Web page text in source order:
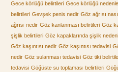
Gece körlüğü belirtileri Gece körlüğü
belirtileri Gevşek penis nedir Göz ağrısı
ağrısı nedir Göz kanlanması belirtileri Göz
şişlik belirtileri Göz kapaklarında şişlik
Göz kaşıntısı nedir Göz kaşıntısı tedavisi
nedir Göz sulanması tedavisi Göz tiki
tedavisi Göğüste su toplaması belirtileri